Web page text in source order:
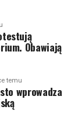
Obawiają
temu
wprowadza